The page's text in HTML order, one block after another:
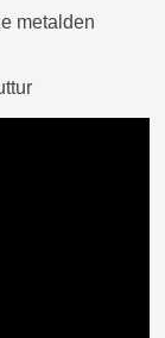
metalden